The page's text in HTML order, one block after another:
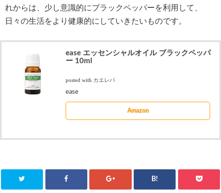
れからは、少し意識的にブラックペッパーを利用して、
日々の生活をより健康的にしていきたいものです。
ease エッセンシャルオイル ブラックペッパ
ー 10ml
posted with カエレバ
ease
Amazon
B!